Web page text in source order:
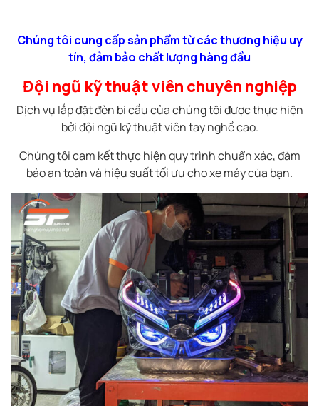
Chúng tôi cung cấp sản phẩm từ các thương hiệu uy
tín, đảm bảo chất lượng hàng đầu
Đội ngũ kỹ thuật viên chuyên nghiệp
Dịch vụ lắp đặt đèn bi cầu của chúng tôi được thực hiện
bởi đội ngũ kỹ thuật viên tay nghề cao.
Chúng tôi cam kết thực hiện quy trình chuẩn xác, đảm
bảo an toàn và hiệu suất tối ưu cho xe máy của bạn.